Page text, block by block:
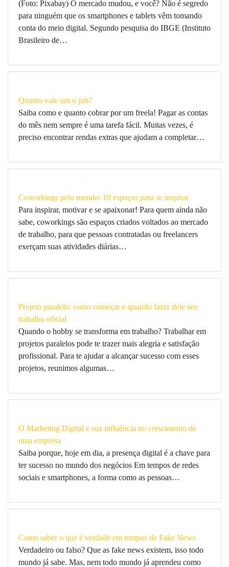
(Foto: Pixabay) O mercado mudou, e você? Não é segredo
para ninguém que os smartphones e tablets vêm tomando
conta do meio digital. Segundo pesquisa do IBGE (Instituto
Brasileiro de…
Quanto vale um o job?
Saiba como e quanto cobrar por um freela! Pagar as contas
do mês nem sempre é uma tarefa fácil. Muitas vezes, é
preciso encontrar rendas extras que ajudam a completar…
Coworkings pelo mundo: 10 espaços para se inspirar
Para inspirar, motivar e se apaixonar! Para quem ainda não
sabe, coworkings são espaços criados voltados ao mercado
de trabalho, para que pessoas contratadas ou freelancers
exerçam suas atividades diárias…
Projeto paralelo: como começar e quando fazer dele seu
trabalho oficial
Quando o hobby se transforma em trabalho? Trabalhar em
projetos paralelos pode te trazer mais alegria e satisfação
profissional. Para te ajudar a alcançar sucesso com esses
projetos, reunimos algumas…
O Marketing Digital e sua influência no crescimento de
uma empresa
Saiba porque, hoje em dia, a presença digital é a chave para
ter sucesso no mundo dos negócios Em tempos de redes
sociais e smartphones, a forma como as pessoas…
Como saber o que é verdade em tempos de Fake News
Verdadeiro ou falso? Que as fake news existem, isso todo
mundo já sabe. Mas, nem todo mundo já aprendeu como